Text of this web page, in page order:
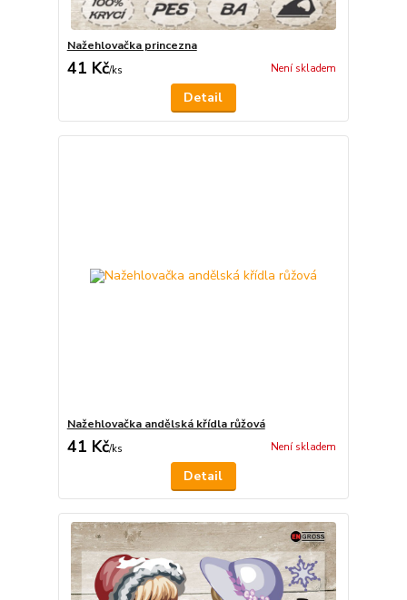
Nažehlovačka princezna
41 Kč/ks Není skladem
Detail
Nažehlovačka andělská křídla růžová
41 Kč/ks Není skladem
Detail